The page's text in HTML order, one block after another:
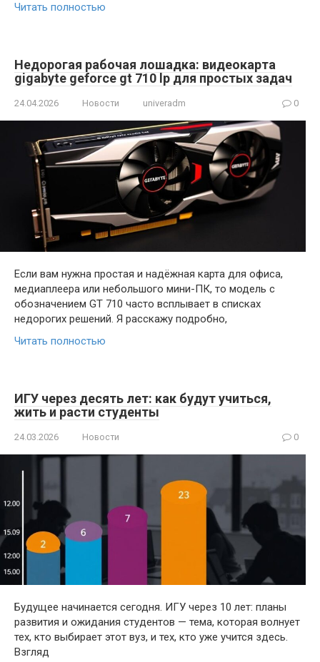
Читать полностью
Недорогая рабочая лошадка: видеокарта
gigabyte geforce gt 710 lp для простых задач
24.04.2026 Новости univeradm 0
Если вам нужна простая и надёжная карта для офиса,
медиаплеера или небольшого мини-ПК, то модель с
обозначением GT 710 часто всплывает в списках
недорогих решений. Я расскажу подробно,
Читать полностью
ИГУ через десять лет: как будут учиться,
жить и расти студенты
24.03.2026 Новости 0
Будущее начинается сегодня. ИГУ через 10 лет: планы
развития и ожидания студентов — тема, которая волнует
тех, кто выбирает этот вуз, и тех, кто уже учится здесь.
Взгляд